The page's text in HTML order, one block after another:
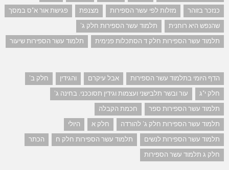
כנזכר בזוהר
מזלות לפי עשר הספירות מצנפת
פגישת אור א"ס במסך
שהנפש היא רוחנית
תלמוד עשר הספירות חלק ג'
תלמוד עשר הספירות חלק ד הסתכלות פנימית
תלמוד עשר הספירות שיעור
הדף היומי בתלמוד עשר הספירות אבל עיקרם והגידין
חלק ב'
חלק י"ג
עור ובשר תלבישני ועצמות וגידין תסוככני. בחינה ג'
תלמוד עשר הספירות ספר
חכמת הקבלה
תלמוד עשר הספירות חלק ג' להורדה
חלק א
היולי
תלמוד עשר הספירות לנשים
תלמוד עשר הספירות חלק ח
הכתר
חלק ג תלמוד עשר הספירות